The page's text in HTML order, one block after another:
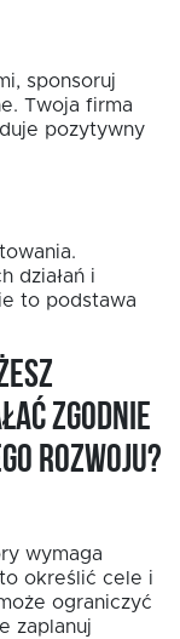
sponsoruj
Twoja firma
pozytywny
działań i
to podstawa
zgodnie
rozwoju?
wymaga
określić cele i
ograniczyć
zaplanuj